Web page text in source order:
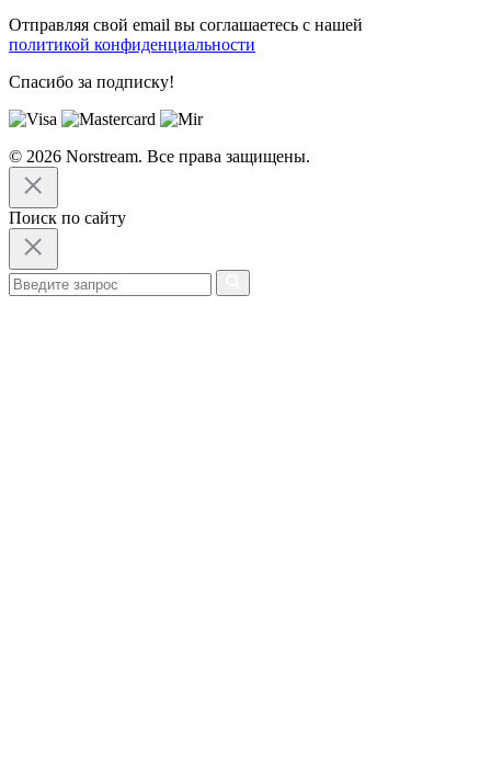
Отправляя свой email вы соглашаетесь с нашей
политикой конфиденциальности
Спасибо за подписку!
© 2026 Norstream. Все права защищены.
Поиск по сайту